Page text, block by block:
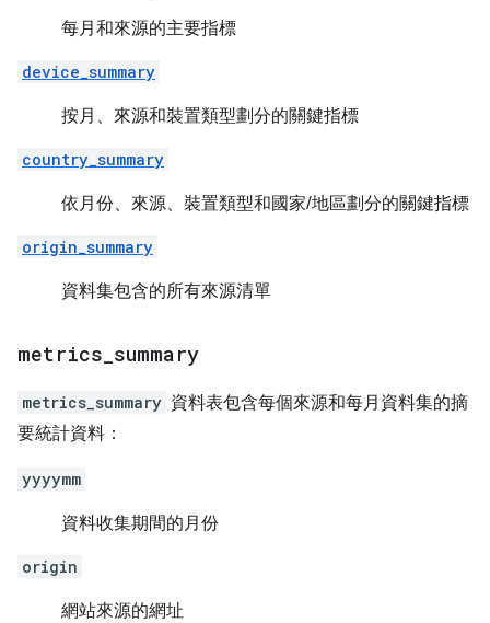
每月和來源的主要指標
device_summary
按月、來源和裝置類型劃分的關鍵指標
country_summary
依月份、來源、裝置類型和國家/地區劃分的關鍵指標
origin_summary
資料集包含的所有來源清單
metrics summary
metrics_summary 資料表包含每個來源和每月資料集的摘
要統計資料：
yyyymm
資料收集期間的月份
origin
網站來源的網址